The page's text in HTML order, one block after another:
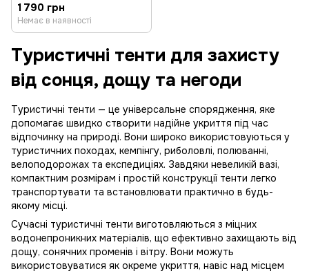
1 790 грн
Немає в наявності
Туристичні тенти для захисту
від сонця, дощу та негоди
Туристичні тенти — це універсальне спорядження, яке
допомагає швидко створити надійне укриття під час
відпочинку на природі. Вони широко використовуються у
туристичних походах, кемпінгу, риболовлі, полюванні,
велоподорожах та експедиціях. Завдяки невеликій вазі,
компактним розмірам і простій конструкції тенти легко
транспортувати та встановлювати практично в будь-
якому місці.
Сучасні туристичні тенти виготовляються з міцних
водонепроникних матеріалів, що ефективно захищають від
дощу, сонячних променів і вітру. Вони можуть
використовуватися як окреме укриття, навіс над місцем